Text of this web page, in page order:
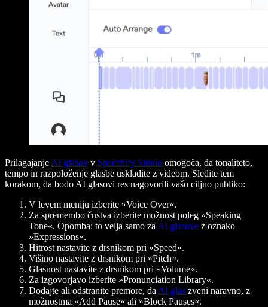
Prilagajanje AI glasov v Speechify Studio omogoča, da tonaliteto,
tempo in razpoloženje glasbe uskladite z videom. Sledite tem
korakom, da bodo AI glasovi res nagovorili vašo ciljno publiko:
V levem meniju izberite »Voice Over«.
Za spremembo čustva izberite možnost poleg »Speaking
Tone«. Opomba: to velja samo za AI glasove z oznako
»Expressions«.
Hitrost nastavite z drsnikom pri »Speed«.
Višino nastavite z drsnikom pri »Pitch«.
Glasnost nastavite z drsnikom pri »Volume«.
Za izgovorjavo izberite »Pronunciation Library«.
Dodajte ali odstranite premore, da AI glas zveni naravno, z
možnostma »Add Pause« ali »Block Pauses«.